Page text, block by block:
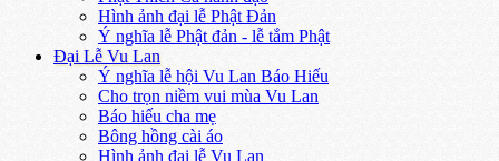
Hình ảnh đại lễ Phật Đản
Ý nghĩa lễ Phật đản - lễ tắm Phật
Đại Lễ Vu Lan
Ý nghĩa lễ hội Vu Lan Báo Hiếu
Cho trọn niềm vui mùa Vu Lan
Báo hiếu cha mẹ
Bông hồng cài áo
Hình ảnh đại lễ Vu Lan